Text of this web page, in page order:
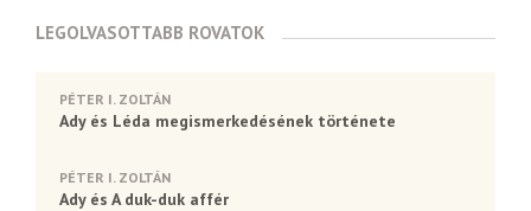
LEGOLVASOTTABB ROVATOK
PÉTER I. ZOLTÁN
Ady és Léda megismerkedésének története
PÉTER I. ZOLTÁN
Ady és A duk-duk affér